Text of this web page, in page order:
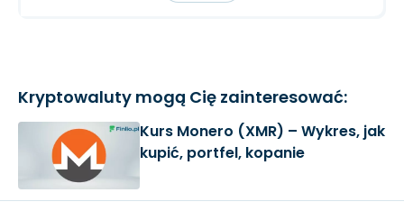
Kryptowaluty mogą Cię zainteresować:
Kurs Monero (XMR) – Wykres, jak
kupić, portfel, kopanie